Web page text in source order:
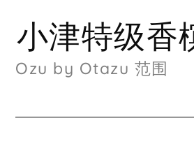
小津特级香
Ozu by Otazu 范围